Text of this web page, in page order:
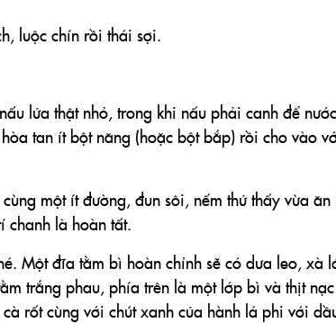
luộc chín rồi thái sợi.
lửa thật nhỏ, trong khi nấu phải canh để
tan ít bột năng (hoặc bột bắp) rồi cho vào
một ít đường, đun sôi, nếm thử thấy vừa ăn
chanh là hoàn tất.
Một đĩa tằm bì hoàn chỉnh sẽ có dưa leo, xà
trắng phau, phía trên là một lớp bì và thịt
rốt cùng với chút xanh của hành lá phi với